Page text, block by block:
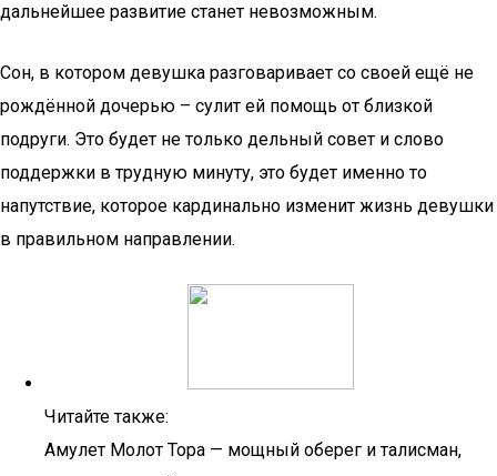
дальнейшее развитие станет невозможным.
Сон, в котором девушка разговаривает со своей ещё не
рождённой дочерью – сулит ей помощь от близкой
подруги. Это будет не только дельный совет и слово
поддержки в трудную минуту, это будет именно то
напутствие, которое кардинально изменит жизнь девушки
в правильном направлении.
Читайте также:
Амулет Молот Тора — мощный оберег и талисман,